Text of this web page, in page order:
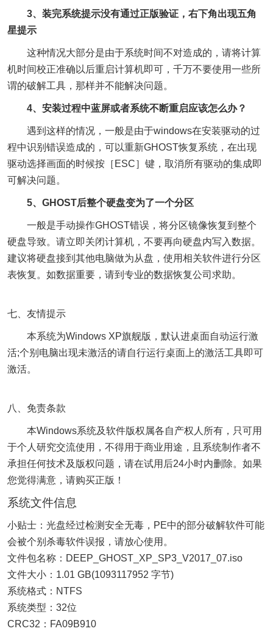
3、装完系统提示没有通过正版验证，右下角出现五角
星提示
这种情况大部分是由于系统时间不对造成的，请将计算
机时间校正准确以后重启计算机即可，千万不要使用一些所
谓的破解工具，那样并不能解决问题。
4、安装过程中蓝屏或者系统不断重启应该怎么办？
遇到这样的情况，一般是由于windows在安装驱动的过
程中识别错误造成的，可以重新GHOST恢复系统，在出现
驱动选择画面的时候按［ESC］键，取消所有驱动的集成即
可解决问题。
5、GHOST后整个硬盘变为了一个分区
一般是手动操作GHOST错误，将分区镜像恢复到整个
硬盘导致。请立即关闭计算机，不要再向硬盘内写入数据。
建议将硬盘接到其他电脑做为从盘，使用相关软件进行分区
表恢复。如数据重要，请到专业的数据恢复公司求助。
七、友情提示
本系统为Windows XP旗舰版，默认进桌面自动运行激
活;个别电脑出现未激活的请自行运行桌面上的激活工具即可
激活。
八、免责条款
本Windows系统及软件版权属各自产权人所有，只可用
于个人研究交流使用，不得用于商业用途，且系统制作者不
承担任何技术及版权问题，请在试用后24小时内删除。如果
您觉得满意，请购买正版！
系统文件信息
小贴士：光盘经过检测安全无毒，PE中的部分破解软件可能
会被个别杀毒软件误报，请放心使用。
文件包名称：DEEP_GHOST_XP_SP3_V2017_07.iso
文件大小：1.01 GB(1093117952 字节)
系统格式：NTFS
系统类型：32位
CRC32：FA09B910